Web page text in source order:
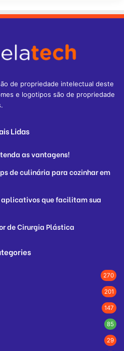
de propriedade intelectual deste
e logotipos são de propriedade
Lidas
as vantagens!
de culinária para cozinhar em
aplicativos que facilitam sua
de Cirurgia Plástica
270
201
147
85
29